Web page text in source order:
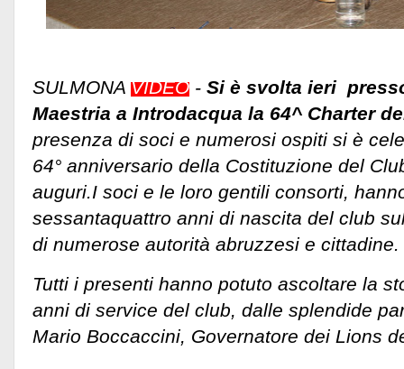
SULMONA VIDEO - Si è svolta ieri
Maestria a Introdacqua la 64^ Charter
presenza di soci e numerosi ospiti si è
64° anniversario della Costituzione del
auguri.I soci e le loro gentili consorti,
sessantaquattro anni di nascita del club
di numerose autorità abruzzesi e cittadine.
Tutti i presenti hanno potuto ascoltare la
anni di service del club, dalle splendide
Mario Boccaccini, Governatore dei Lions